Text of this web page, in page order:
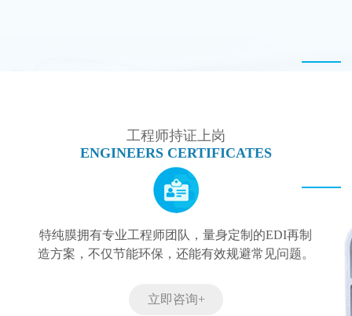
工程师持证上岗
ENGINEERS CERTIFICATES
特纯膜拥有专业工程师团队，量身定制的EDI再制
造方案，不仅节能环保，还能有效规避常见问题。
立即咨询+